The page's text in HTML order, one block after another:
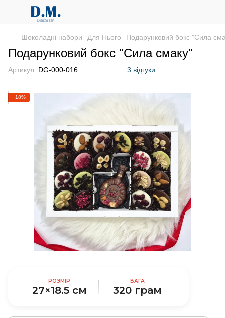
Шоколадні набори Для Нього Подарунковий бокс "Сила
Подарунковий бокс "Сила смаку"
Артикул: DG-000-016 3 відгуки
−18%
РОЗМІР
27×18.5 см
ВАГА
320 грам